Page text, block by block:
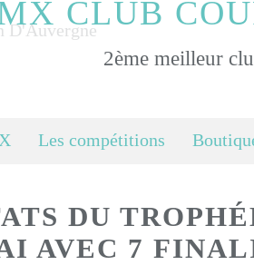
CLUB
2ème meilleur
Les compétitions
DU
AVEC 7